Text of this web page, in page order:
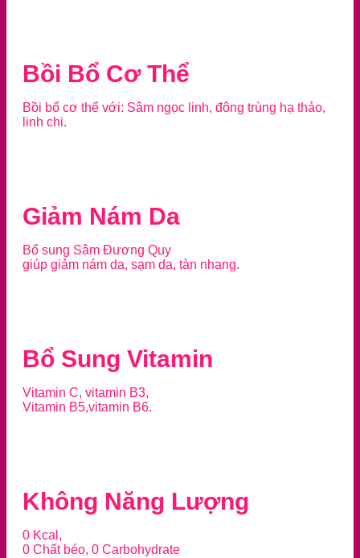
Bồi Bổ Cơ Thể
Bồi bổ cơ thể với: Sâm ngọc linh, đông trùng hạ thảo,
linh chi.
Giảm Nám Da
Bổ sung Sâm Đương Quy
giúp giảm nám da, sạm da, tàn nhang.
Bổ Sung Vitamin
Vitamin C, vitamin B3,
Vitamin B5,vitamin B6.
Không Năng Lượng
0 Kcal,
0 Chất béo, 0 Carbohydrate